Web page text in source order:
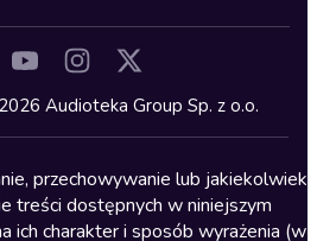
Audioteka Group Sp. z o.o.
przechowywanie lub jakiekolwiek
treści dostępnych w niniejszym
ich charakter i sposób wyrażenia (w